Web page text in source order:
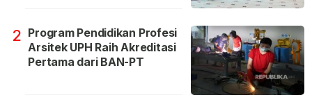
2 Program Pendidikan Profesi
Arsitek UPH Raih Akreditasi
Pertama dari BAN-PT